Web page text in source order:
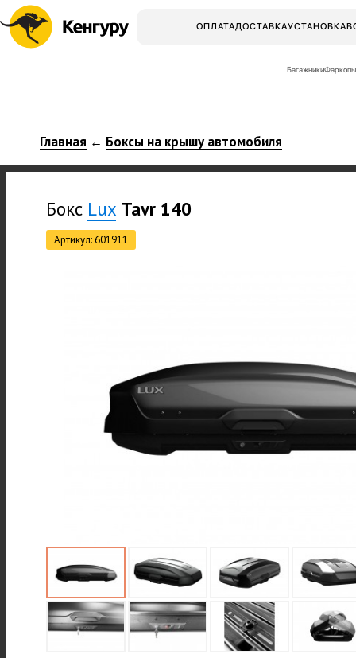
ОПЛАТАДОСТАВКАУСТАНОВКА
БагажникиФаркопы
Главная ← Боксы на крышу автомобиля
Бокс Lux Tavr 140
Артикул: 601911